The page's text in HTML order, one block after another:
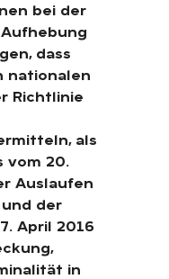
bei der
dass
nationalen
Richtlinie
als
vom 20.
Auslaufen
der
April 2016
in